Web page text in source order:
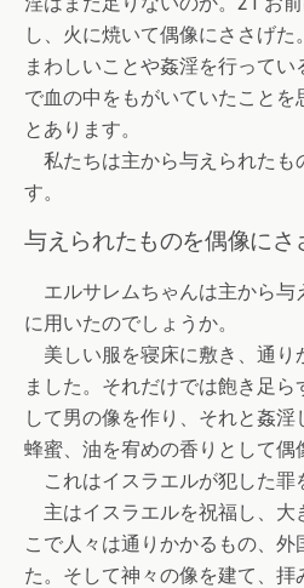
し、火に焼いて偶像にささげ
まわしいことや姦淫を行って
で血の中をもがいていたことを
とあります。
私たちは主から与えられたも
す。
与えられたものを偶像にさ
エルサレムちゃんは主から与
に用いたのでしょうか。
美しい服を寝床に敷き、通り
ました。それだけでは飽き足
して男の像を作り、それと姦淫
蜂蜜、油を宥めの香りとして偶
これはイスラエルが犯した罪
主はイスラエルを祝福し、大
こで人々は通りかかるもの、外
た。そして神々の像を建て、